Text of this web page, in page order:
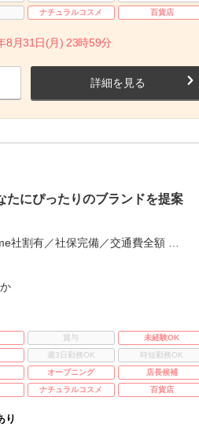
ナチュラルコスメ 百貨店
8月31日(月) 23時59分
詳細を見る
にぴったりのブランドを提案
社割有／社保完備／交通費全額 …
賞与
未経験OK
週3日勤務OK
時短勤務OK
オープニング
店長候補
ナチュラルコスメ 百貨店
り